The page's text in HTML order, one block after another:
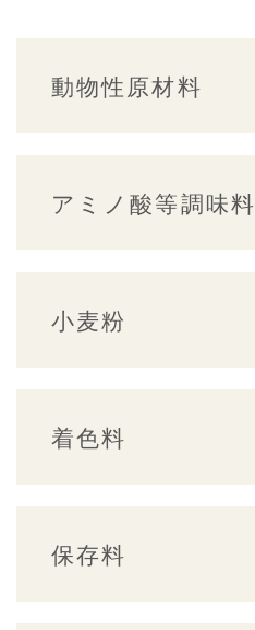
動物性原材料
アミノ酸等調味料
小麦粉
着色料
保存料